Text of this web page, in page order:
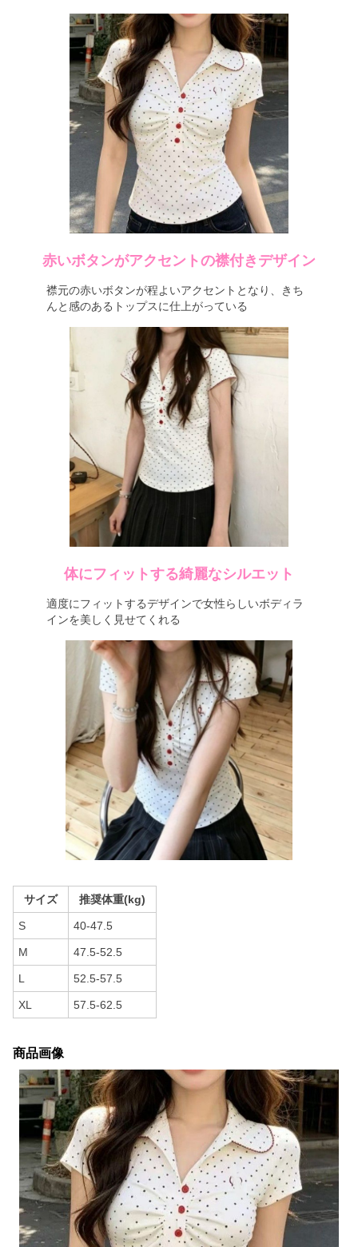
赤いボタンがアクセントの襟付きデザイン
襟元の赤いボタンが程よいアクセントとなり、きち
んと感のあるトップスに仕上がっている
体にフィットする綺麗なシルエット
適度にフィットするデザインで女性らしいボディラ
インを美しく見せてくれる
サイズ 推奨体重(kg)
S 40-47.5
M 47.5-52.5
L 52.5-57.5
XL 57.5-62.5
商品画像